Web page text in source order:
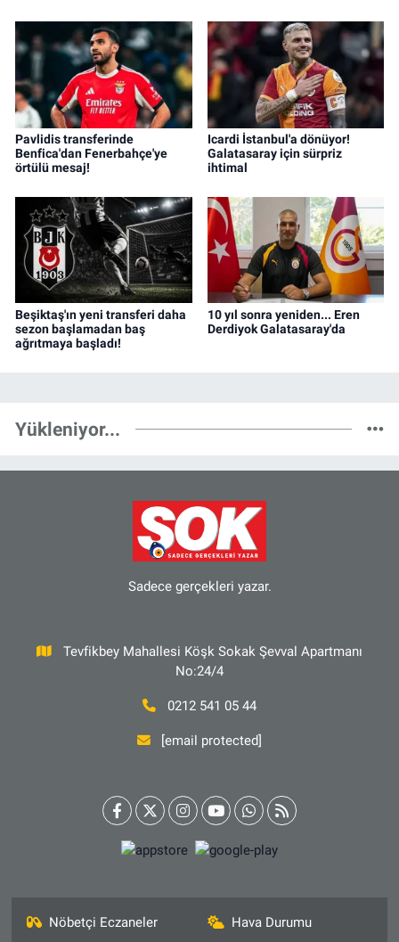
Pavlidis transferinde
Benfica'dan Fenerbahçe'ye
örtülü mesaj!
Icardi İstanbul'a dönüyor!
Galatasaray için sürpriz
ihtimal
Beşiktaş'ın yeni transferi daha
sezon başlamadan baş
ağrıtmaya başladı!
10 yıl sonra yeniden... Eren
Derdiyok Galatasaray'da
Yükleniyor...
Sadece gerçekleri yazar.
Tevfikbey Mahallesi Köşk Sokak Şevval Apartmanı
No:24/4
0212 541 05 44
[email protected]
Nöbetçi Eczaneler Hava Durumu